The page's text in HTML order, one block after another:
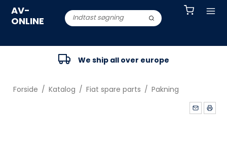
AV-
ONLINE
We ship all over europe
Forside / Katalog / Fiat spare parts / Pakning